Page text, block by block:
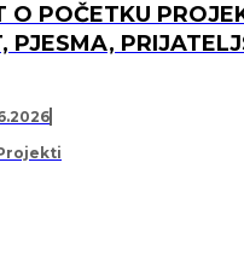
O POČETKU
PJESMA,